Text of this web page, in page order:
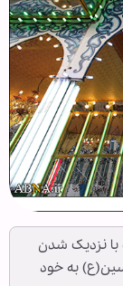
با نزدیک شدن
به خود